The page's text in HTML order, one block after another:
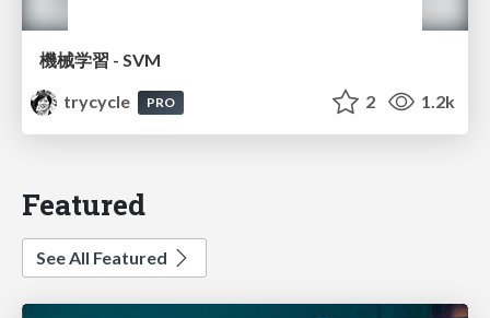
機械学習 - SVM
trycycle
PRO 2 1.2k
Featured
See All Featured